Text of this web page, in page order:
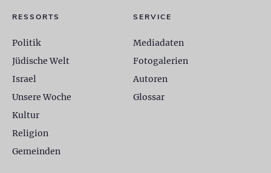
RESSORTS
Politik
Jüdische Welt
Israel
Unsere Woche
Kultur
Religion
Gemeinden
SERVICE
Mediadaten
Fotogalerien
Autoren
Glossar